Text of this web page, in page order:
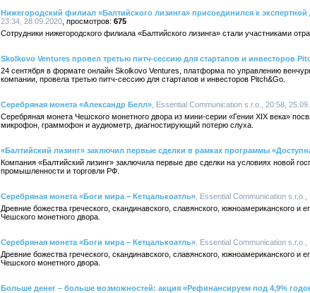
Нижегородский филиал «Балтийского лизинга» присоединился к
23:34, 28.09.2020
675
Сотрудники нижегородского филиала «Балтийского лизинга» стали участниками
Skolkovo Ventures провел третью питч-сессию для стартапов и инвесторов
24 сентября в формате онлайн Skolkovo Ventures, платформа по управлению
компании, провела третью питч-сессию для стартапов и инвесторов Pitch&Go.
Серебряная монета «Александр Белл» , Essential Communication s.r.o., 20:58,
Серебряная монета Чешского монетного двора из мини-серии «Гении XIX века»
микрофон, граммофон и аудиометр, диагностирующий потерю слуха.
«Балтийский лизинг» заключил первые сделки в рамках программы
Компания «Балтийский лизинг» заключила первые две сделки на условиях новой
промышленности и торговли РФ.
Серебряная монета «Боги мира – Кетцалькоатль» , Essential Communication
Древние божества греческого, скандинавского, славянского, южноамериканского
Чешского монетного двора.
Серебряная монета «Боги мира – Кетцалькоатль» , Essential Communication
Древние божества греческого, скандинавского, славянского, южноамериканского
Чешского монетного двора.
Больше денег – больше возможностей: акция «Рефинансируем под 4,9%